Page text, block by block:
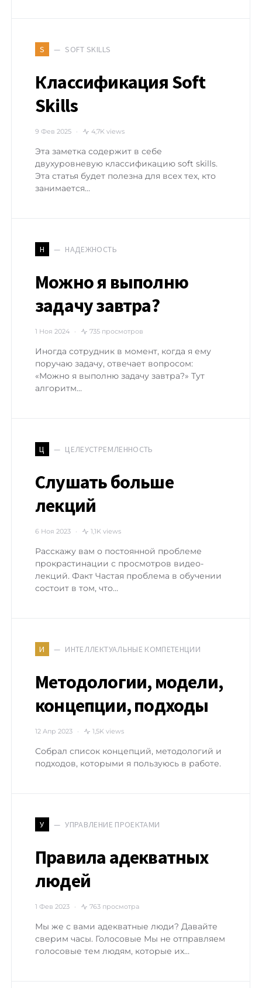
S SOFT SKILLS
Классификация Soft
Skills
9 Фев 2025 4,7K views
Эта заметка содержит в себе
двухуровневую классификацию soft skills.
Эта статья будет полезна для всех тех, кто
занимается…
Н НАДЕЖНОСТЬ
Можно я выполню
задачу завтра?
1 Ноя 2024 735 просмотров
Иногда сотрудник в момент, когда я ему
поручаю задачу, отвечает вопросом:
«Можно я выполню задачу завтра?» Тут
алгоритм…
Ц ЦЕЛЕУСТРЕМЛЕННОСТЬ
Слушать больше
лекций
6 Ноя 2023 1,1K views
Расскажу вам о постоянной проблеме
прокрастинации с просмотров видео-
лекций. Факт Частая проблема в обучении
состоит в том, что…
И ИНТЕЛЛЕКТУАЛЬНЫЕ КОМПЕТЕНЦИИ
Методологии, модели,
концепции, подходы
12 Апр 2023 1,5K views
Собрал список концепций, методологий и
подходов, которыми я пользуюсь в работе.
У УПРАВЛЕНИЕ ПРОЕКТАМИ
Правила адекватных
людей
1 Фев 2023 763 просмотра
Мы же с вами адекватные люди? Давайте
сверим часы. Голосовые Мы не отправляем
голосовые тем людям, которые их…